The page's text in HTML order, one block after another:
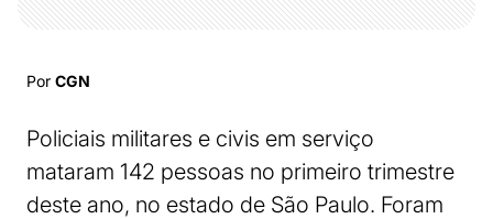
Por CGN
Policiais militares e civis em serviço
mataram 142 pessoas no primeiro trimestre
deste ano, no estado de São Paulo. Foram